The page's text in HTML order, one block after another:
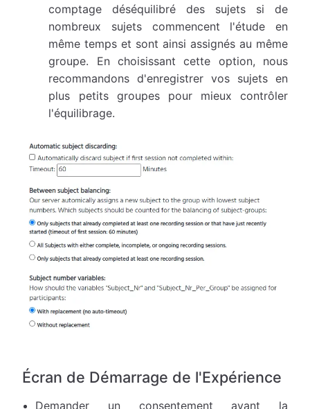
comptage déséquilibré des sujets si de
nombreux sujets commencent l'étude en
même temps et sont ainsi assignés au même
groupe. En choisissant cette option, nous
recommandons d'enregistrer vos sujets en
plus petits groupes pour mieux contrôler
l'équilibrage.
Écran de Démarrage de l'Expérience
Demander un consentement avant la